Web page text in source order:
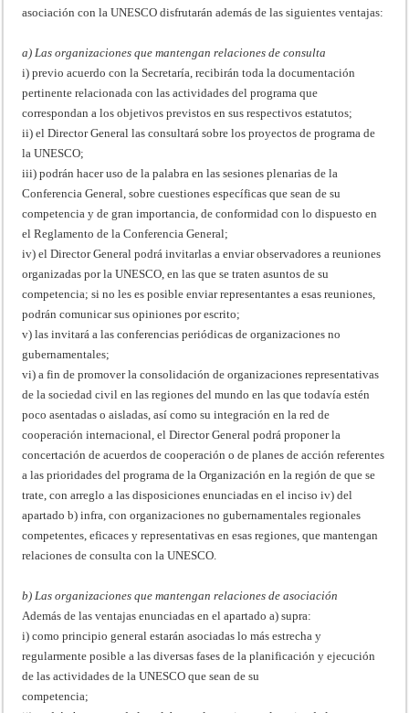
asociación con la UNESCO disfrutarán además de las siguientes ventajas:
a) Las organizaciones que mantengan relaciones de consulta
i) previo acuerdo con la Secretaría, recibirán toda la documentación
pertinente relacionada con las actividades del programa que
correspondan a los objetivos previstos en sus respectivos estatutos;
ii) el Director General las consultará sobre los proyectos de programa de
la UNESCO;
iii) podrán hacer uso de la palabra en las sesiones plenarias de la
Conferencia General, sobre cuestiones específicas que sean de su
competencia y de gran importancia, de conformidad con lo dispuesto en
el Reglamento de la Conferencia General;
iv) el Director General podrá invitarlas a enviar observadores a reuniones
organizadas por la UNESCO, en las que se traten asuntos de su
competencia; si no les es posible enviar representantes a esas reuniones,
podrán comunicar sus opiniones por escrito;
v) las invitará a las conferencias periódicas de organizaciones no
gubernamentales;
vi) a fin de promover la consolidación de organizaciones representativas
de la sociedad civil en las regiones del mundo en las que todavía estén
poco asentadas o aisladas, así como su integración en la red de
cooperación internacional, el Director General podrá proponer la
concertación de acuerdos de cooperación o de planes de acción referentes
a las prioridades del programa de la Organización en la región de que se
trate, con arreglo a las disposiciones enunciadas en el inciso iv) del
apartado b) infra, con organizaciones no gubernamentales regionales
competentes, eficaces y representativas en esas regiones, que mantengan
relaciones de consulta con la UNESCO.
b) Las organizaciones que mantengan relaciones de asociación
Además de las ventajas enunciadas en el apartado a) supra:
i) como principio general estarán asociadas lo más estrecha y
regularmente posible a las diversas fases de la planificación y ejecución
de las actividades de la UNESCO que sean de su
competencia;